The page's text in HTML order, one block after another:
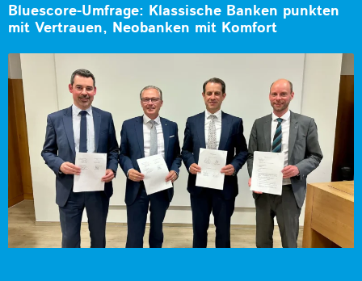
Bluescore-Umfrage: Klassische Banken punkten
mit Vertrauen, Neobanken mit Komfort